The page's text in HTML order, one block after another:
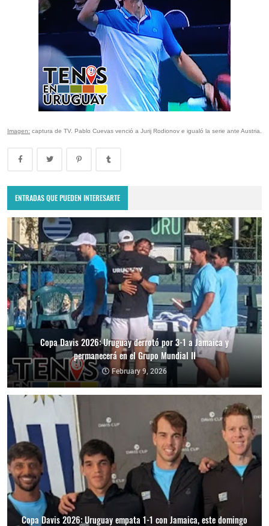
Imagen: captura de TV. Pablo Cuevas venció a Jurij Rodionov e igualó la serie ante Austria.
ENTRADAS QUE PUEDEN INTERESARTE
Copa Davis 2026: Uruguay derrotó por 3-1 a Jamaica y
permanecerá en el Grupo Mundial II
February 9, 2026
Copa Davis 2026: Uruguay empata 1-1 con Jamaica, este domingo